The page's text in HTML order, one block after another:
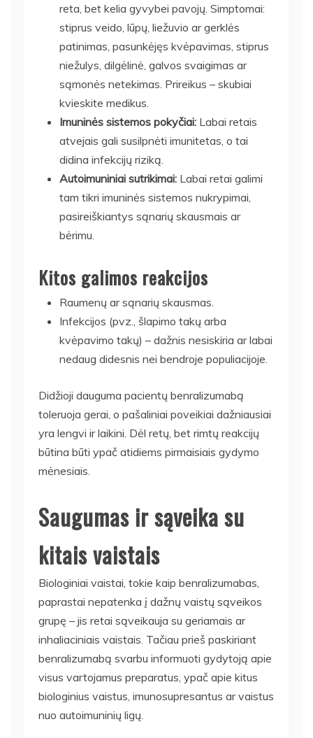
reta, bet kelia gyvybei pavojų. Simptomai:
stiprus veido, lūpų, liežuvio ar gerklės
patinimas, pasunkėjęs kvėpavimas, stiprus
niežulys, dilgėlinė, galvos svaigimas ar
sąmonės netekimas. Prireikus – skubiai
kvieskite medikus.
Imuninės sistemos pokyčiai: Labai retais
atvejais gali susilpnėti imunitetas, o tai
didina infekcijų riziką.
Autoimuniniai sutrikimai: Labai retai galimi
tam tikri imuninės sistemos nukrypimai,
pasireiškiantys sąnarių skausmais ar
bėrimu.
Kitos galimos reakcijos
Raumenų ar sąnarių skausmas.
Infekcijos (pvz., šlapimo takų arba
kvėpavimo takų) – dažnis nesiskiria ar labai
nedaug didesnis nei bendroje populiacijoje.
Didžioji dauguma pacientų benralizumabą
toleruoja gerai, o pašaliniai poveikiai dažniausiai
yra lengvi ir laikini. Dėl retų, bet rimtų reakcijų
būtina būti ypač atidiems pirmaisiais gydymo
mėnesiais.
Saugumas ir sąveika su
kitais vaistais
Biologiniai vaistai, tokie kaip benralizumabas,
paprastai nepatenka į dažnų vaistų sąveikos
grupę – jis retai sąveikauja su geriamais ar
inhaliaciniais vaistais. Tačiau prieš paskiriant
benralizumabą svarbu informuoti gydytoją apie
visus vartojamus preparatus, ypač apie kitus
biologinius vaistus, imunosupresantus ar vaistus
nuo autoimuninių ligų.